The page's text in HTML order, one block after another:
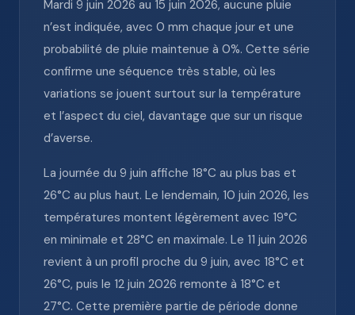
Mardi 9 juin 2026 au 15 juin 2026, aucune pluie
n’est indiquée, avec 0 mm chaque jour et une
probabilité de pluie maintenue à 0%. Cette série
confirme une séquence très stable, où les
variations se jouent surtout sur la température
et l’aspect du ciel, davantage que sur un risque
d’averse.
La journée du 9 juin affiche 18°C au plus bas et
26°C au plus haut. Le lendemain, 10 juin 2026, les
températures montent légèrement avec 19°C
en minimale et 28°C en maximale. Le 11 juin 2026
revient à un profil proche du 9 juin, avec 18°C et
26°C, puis le 12 juin 2026 remonte à 18°C et
27°C. Cette première partie de période donne